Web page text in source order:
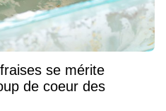
de coeur des